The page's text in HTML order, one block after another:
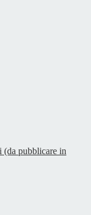
pubblicare in